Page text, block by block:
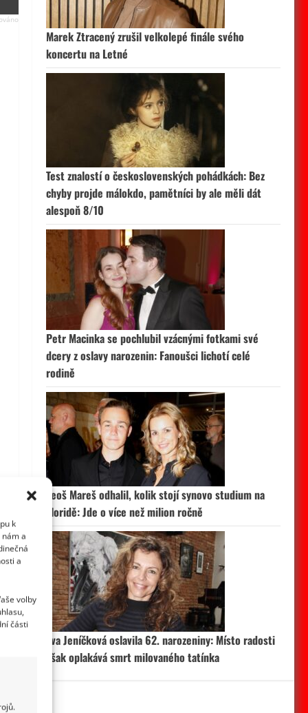
k
a
a
volby
části
Marek Ztracený zrušil velkolepé finále svého
koncertu na Letné
Test znalostí o československých pohádkách: Bez
chyby projde málokdo, pamětníci by ale měli dát
alespoň 8/10
Petr Macinka se pochlubil vzácnými fotkami své
dcery z oslavy narozenin: Fanoušci lichotí celé
rodině
Leoš Mareš odhalil, kolik stojí synovo studium na
Floridě: Jde o více než milion ročně
Eva Jeníčková oslavila 62. narozeniny: Místo radosti
však oplakává smrt milovaného tatínka